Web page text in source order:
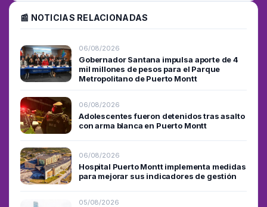
📰 NOTICIAS RELACIONADAS
06/08/2026
Gobernador Santana impulsa aporte de 4
mil millones de pesos para el Parque
Metropolitano de Puerto Montt
06/08/2026
Adolescentes fueron detenidos tras asalto
con arma blanca en Puerto Montt
06/08/2026
Hospital Puerto Montt implementa medidas
para mejorar sus indicadores de gestión
05/08/2026